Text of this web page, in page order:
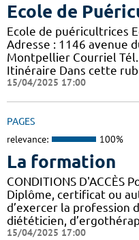
Ecole de
Ecole de puéricultrices
Adresse : 1146 avenue
Montpellier Courriel
Itinéraire Dans cette
15/04/2025 17:00
PAGES
relevance: 100%
La formation
CONDITIONS D'ACCÈS
Diplôme, certificat ou
d’exercer la profession
diététicien,
15/04/2025 17:00